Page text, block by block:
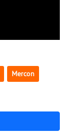
Mercon